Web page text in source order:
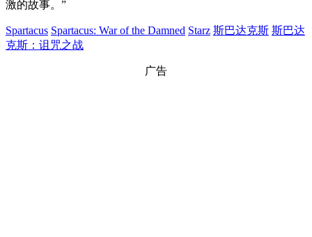
激的故事。”
Spartacus Spartacus: War of the Damned Starz 斯巴达克斯 斯巴达
克斯：诅咒之战
广告